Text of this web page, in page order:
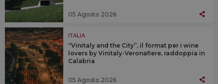
05 Agosto 2026
ITALIA
“Vinitaly and the City”, il format per i wine
lovers by Vinitaly-Veronafiere, raddoppia in
Calabria
05 Agosto 2026